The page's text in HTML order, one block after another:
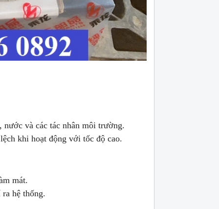
và các tác nhân môi trường.
khi hoạt động với tốc độ cao.
mát.
hệ thống.